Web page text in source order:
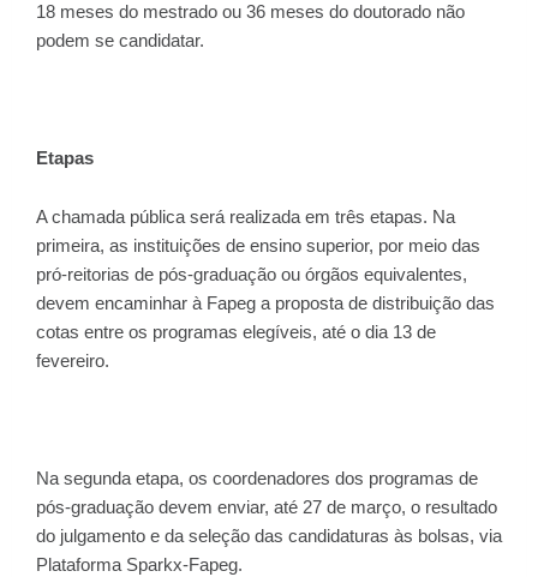
18 meses do mestrado ou 36 meses do doutorado não
podem se candidatar.
Etapas
A chamada pública será realizada em três etapas. Na
primeira, as instituições de ensino superior, por meio das
pró-reitorias de pós-graduação ou órgãos equivalentes,
devem encaminhar à Fapeg a proposta de distribuição das
cotas entre os programas elegíveis, até o dia 13 de
fevereiro.
Na segunda etapa, os coordenadores dos programas de
pós-graduação devem enviar, até 27 de março, o resultado
do julgamento e da seleção das candidaturas às bolsas, via
Plataforma Sparkx-Fapeg.